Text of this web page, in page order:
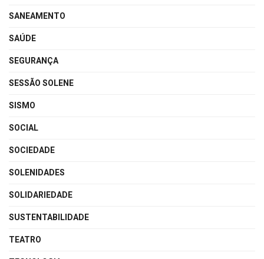
SANEAMENTO
SAÚDE
SEGURANÇA
SESSÃO SOLENE
SISMO
SOCIAL
SOCIEDADE
SOLENIDADES
SOLIDARIEDADE
SUSTENTABILIDADE
TEATRO